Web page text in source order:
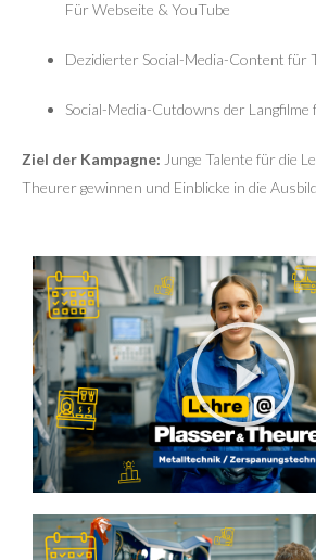
Für Webseite & YouTube
Dezidierter Social-Media-Content für
Social-Media-Cutdowns der
Ziel der Kampagne: Junge Talente für die
Theurer gewinnen und Einblicke in die